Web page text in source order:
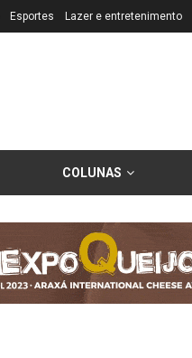
Esportes Lazer e entretenimento
COLUNAS